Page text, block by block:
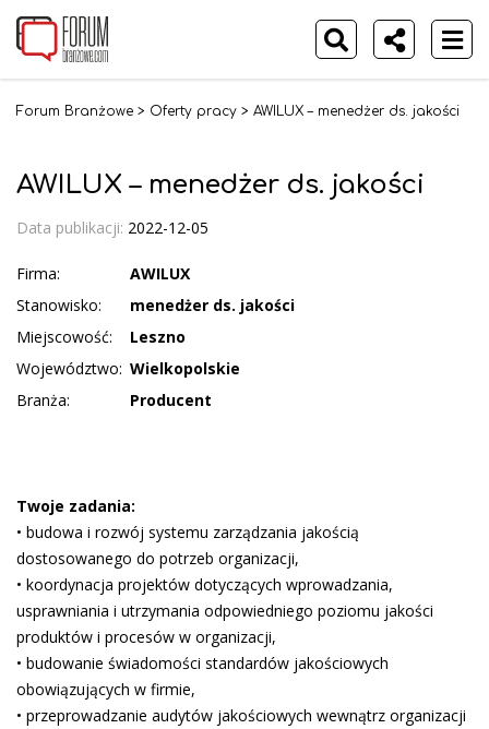
Forum Branżowe > Oferty pracy > AWILUX – menedżer ds. jakości
AWILUX – menedżer ds. jakości
Data publikacji: 2022-12-05
Firma:
AWILUX
Stanowisko:
menedżer ds. jakości
Miejscowość:
Leszno
Województwo: Wielkopolskie
Branża:
Producent
Twoje zadania:
• budowa i rozwój systemu zarządzania jakością
dostosowanego do potrzeb organizacji,
• koordynacja projektów dotyczących wprowadzania,
usprawniania i utrzymania odpowiedniego poziomu jakości
produktów i procesów w organizacji,
• budowanie świadomości standardów jakościowych
obowiązujących w firmie,
• przeprowadzanie audytów jakościowych wewnątrz organizacji